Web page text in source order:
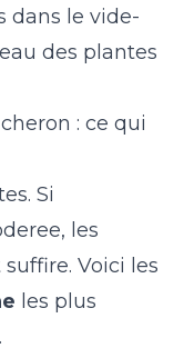
dans le vide-
des plantes
: ce qui
Si
les
Voici les
les plus